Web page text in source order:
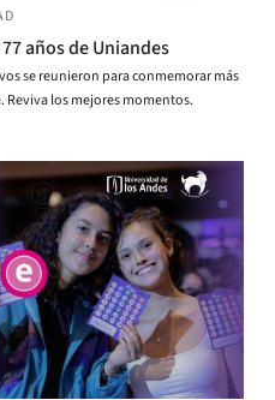
años de Uniandes
se reunieron para conmemorar más
Reviva los mejores momentos.